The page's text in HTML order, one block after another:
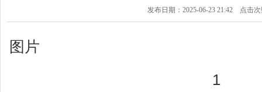
发布日期：2025-06-23 21:42 点击次
图片
1